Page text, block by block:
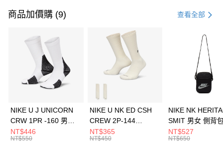
信用卡一次付款
3 期 0 利率 每期 21家銀行
合作金庫商業銀行
第一商業銀行
華南商業銀行
彰化商業銀行
上海商業儲蓄銀行
元大商業銀行
Apple Pay
全盈+PAY
AFTEE先享後付
商品加價購 (9) 查看全部
NIKE U J UNICORN
CRW 1PR -160 男女
中統襪 FZ3393100
NT$446
NT$550
NIKE U NK ED CSH
CREW 2P-144
EMBRDY 男女 短統襪
FZ3073133
NT$365
NT$450
NIKE NK
SMIT 男女 側背
BA5871010
NT$527
NT$650